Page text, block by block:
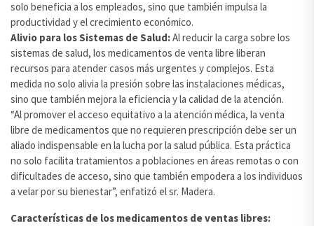
solo beneficia a los empleados, sino que también impulsa la
productividad y el crecimiento económico.
Alivio para los Sistemas de Salud:Al reducir la carga sobre los
sistemas de salud, los medicamentos de venta libre liberan
recursos para atender casos más urgentes y complejos. Esta
medida no solo alivia la presión sobre las instalaciones médicas,
sino que también mejora la eficiencia y la calidad de la atención.
“Al promover el acceso equitativo a la atención médica, la venta
libre de medicamentos que no requieren prescripción debe ser un
aliado indispensable en la lucha por la salud pública. Esta práctica
no solo facilita tratamientos a poblaciones en áreas remotas o con
dificultades de acceso, sino que también empodera a los individuos
a velar por su bienestar”, enfatizó el sr. Madera.
Características de los medicamentos de ventas libres: